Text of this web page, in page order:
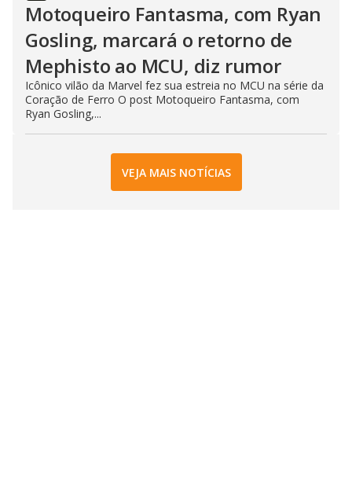
Motoqueiro Fantasma, com Ryan
Gosling, marcará o retorno de
Mephisto ao MCU, diz rumor
Icônico vilão da Marvel fez sua estreia no MCU na série da
Coração de Ferro O post Motoqueiro Fantasma, com
Ryan Gosling,...
VEJA MAIS NOTÍCIAS